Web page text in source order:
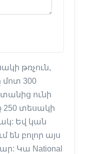
թռչուն,
մոտ 300
ունի
250 տեսակի
Եվ կան
են բոլոր այս
Կա National